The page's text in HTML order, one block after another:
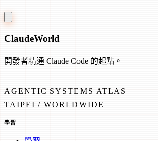
ClaudeWorld
開發者精通 Claude Code 的起點。
AGENTIC SYSTEMS ATLAS
TAIPEI / WORLDWIDE
學習